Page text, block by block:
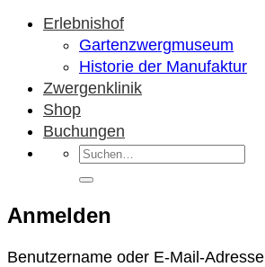
Erlebnishof
Gartenzwergmuseum
Historie der Manufaktur
Zwergenklinik
Shop
Buchungen
Suchen
nach:
Anmelden
Benutzername oder E-Mail-Adresse